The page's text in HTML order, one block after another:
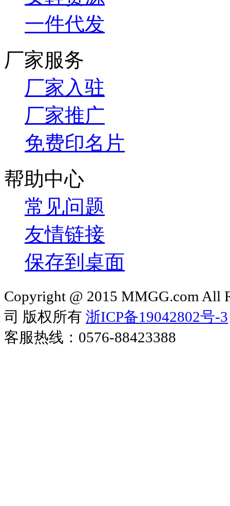
一件代发
厂家服务
厂家入驻
厂家推广
免费印名片
帮助中心
常见问题
友情链接
保存到桌面
Copyright @ 2015 MMGG.com All
司 版权所有 浙ICP备19042802号-3
客服热线：0576-88423388